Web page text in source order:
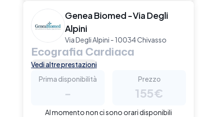
Genea Biomed -Via Degli
Alpini
Via Degli Alpini - 10034 Chivasso
Ecografia Cardiaca
Vedi altre prestazioni
Prima disponibilità
-
Prezzo
155€
Al momento non ci sono orari disponibili